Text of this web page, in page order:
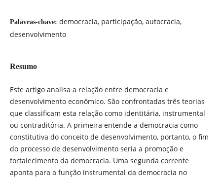
Palavras-chave: democracia, participação, autocracia,
desenvolvimento
Resumo
Este artigo analisa a relação entre democracia e
desenvolvimento econômico. São confrontadas três teorias
que classificam esta relação como identitária, instrumental
ou contraditória. A primeira entende a democracia como
constitutiva do conceito de desenvolvimento, portanto, o fim
do processo de desenvolvimento seria a promoção e
fortalecimento da democracia. Uma segunda corrente
aponta para a função instrumental da democracia no